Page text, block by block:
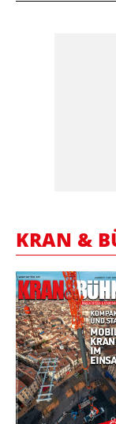
KRAN &